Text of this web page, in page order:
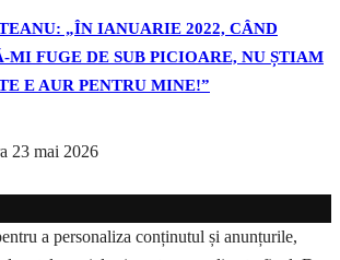
„ÎN IANUARIE 2022, CÂND
MI FUGE DE SUB PICIOARE, NU ȘTIAM
E AUR PENTRU MINE!”
23 mai 2026
a personaliza conținutul și anunțurile,